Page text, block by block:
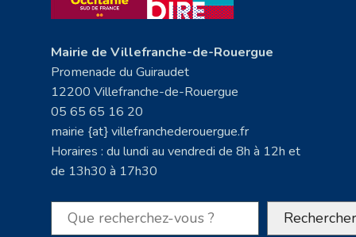
Mairie de Villefranche-de-Rouergue
Promenade du Guiraudet
12200 Villefranche-de-Rouergue
05 65 65 16 20
mairie {at} villefranchederouergue.fr
Horaires : du lundi au vendredi de 8h à 12h et
de 13h30 à 17h30
Rechercher Rechercher